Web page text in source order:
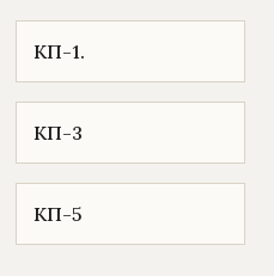
КП-1.
КП-3
КП-5